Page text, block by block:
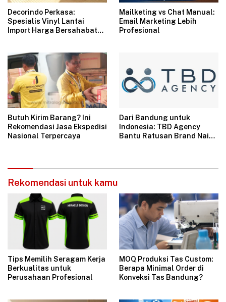
Decorindo Perkasa:
Spesialis Vinyl Lantai
Import Harga Bersahabat
Mailketing vs Chat Manual:
Email Marketing Lebih
Profesional
Butuh Kirim Barang? Ini
Rekomendasi Jasa Ekspedisi
Nasional Terpercaya
Dari Bandung untuk
Indonesia: TBD Agency
Bantu Ratusan Brand Naik
Rekomendasi untuk kamu
Tips Memilih Seragam Kerja
Berkualitas untuk
Perusahaan Profesional
MOQ Produksi Tas Custom:
Berapa Minimal Order di
Konveksi Tas Bandung?